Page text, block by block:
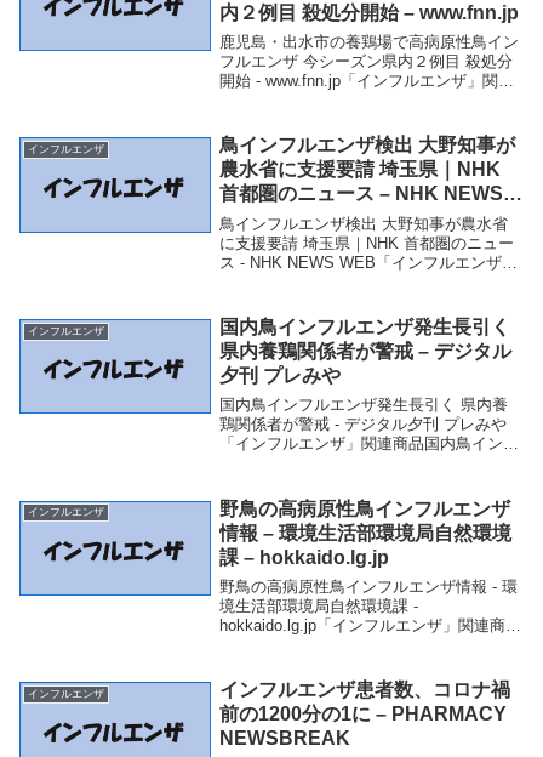
内２例目 殺処分開始 – www.fnn.jp
鹿児島・出水市の養鶏場で高病原性鳥イン
フルエンザ 今シーズン県内２例目 殺処分
開始 - www.fnn.jp「インフルエンザ」関連
処分開始 - www.fnn.j...
インフルエンザ
鳥インフルエンザ検出 大野知事が
農水省に支援要請 埼玉県｜NHK
首都圏のニュース – NHK NEWS
WEB
鳥インフルエンザ検出 大野知事が農水省
に支援要請 埼玉県｜NHK 首都圏のニュー
ス - NHK NEWS WEB「インフルエンザ」
のニュース - NHK NEW...
インフルエンザ
国内鳥インフルエンザ発生長引く
県内養鶏関係者が警戒 – デジタル
夕刊 プレみや
国内鳥インフルエンザ発生長引く 県内養
鶏関係者が警戒 - デジタル夕刊 プレみや
「インフルエンザ」関連商品国内鳥インフ
ルエンザ発生長引く 県内養鶏関係者が警
戒...
インフルエンザ
野鳥の高病原性鳥インフルエンザ
情報 – 環境生活部環境局自然環境
課 – hokkaido.lg.jp
野鳥の高病原性鳥インフルエンザ情報 - 環
境生活部環境局自然環境課 -
hokkaido.lg.jp「インフルエンザ」関連商品
野鳥の高病原...
インフルエンザ
インフルエンザ患者数、コロナ禍
前の1200分の1に – PHARMACY
NEWSBREAK